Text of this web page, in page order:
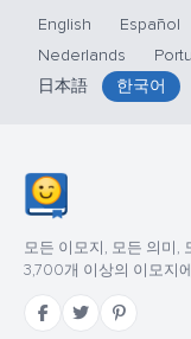
English Español
Nederlands
日本語
한국어
모든 이모지, 모든 의미,
3,700개 이상의 이모지